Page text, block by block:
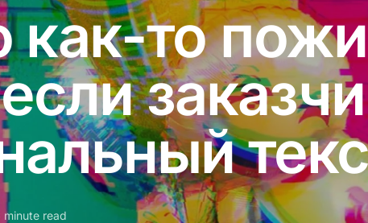
то
minute read